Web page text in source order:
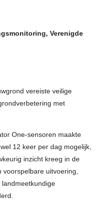
Verenigde
vereiste veilige
met
One-sensoren maakte
12 keer per dag mogelijk,
inzicht kreeg in de
uitvoering,
landmeetkundige